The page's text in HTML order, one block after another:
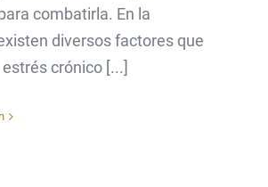
combatirla. En la
diversos factores que
crónico [...]